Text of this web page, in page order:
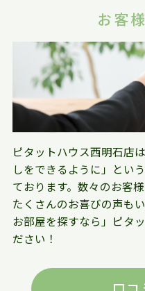
お客
ピタットハウス西明石店
しをできるように」とい
ております。数々のお客
たくさんのお喜びの声も
お部屋を探すなら」ピタ
ださい！